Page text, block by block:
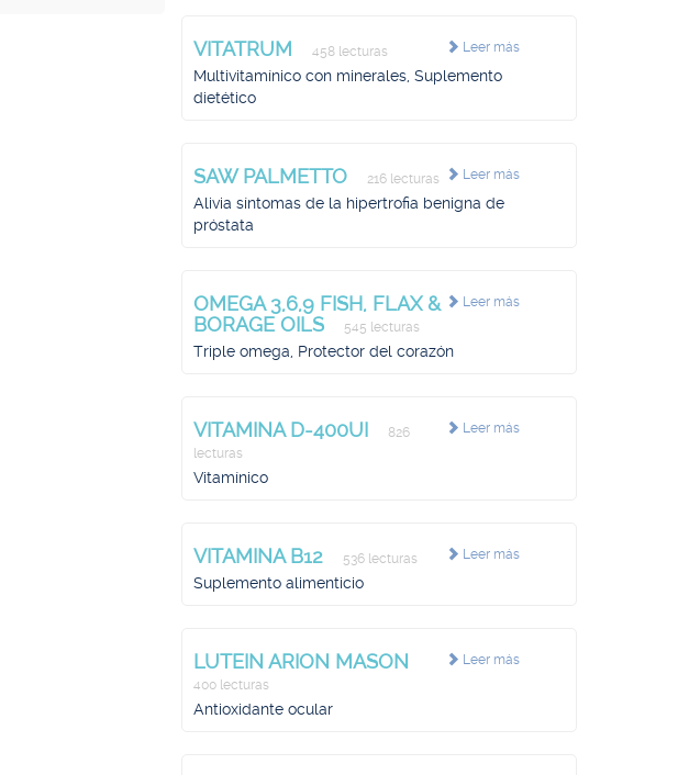
Leer más
VITATRUM 458 lecturas
Multivitamínico con minerales, Suplemento
dietético
Leer más
SAW PALMETTO 216 lecturas
Alivia síntomas de la hipertrofia benigna de
próstata
Leer más
OMEGA 3,6,9 FISH, FLAX &
BORAGE OILS
545 lecturas
Triple omega, Protector del corazón
Leer más
VITAMINA D-400UI
826
lecturas
Vitamínico
Leer más
VITAMINA B12 536 lecturas
Suplemento alimenticio
Leer más
LUTEIN ARION MASON
400 lecturas
Antioxidante ocular